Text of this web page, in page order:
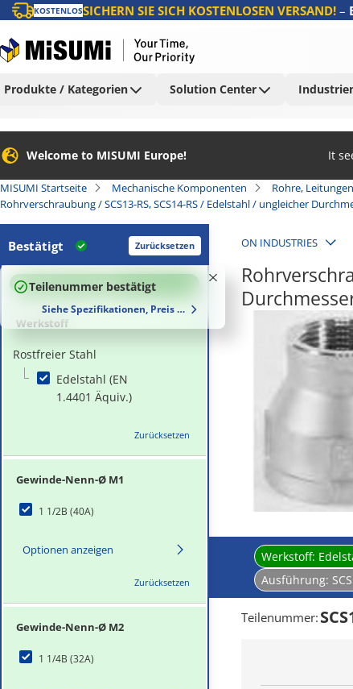
KOSTENLOSSICHERN SIE SICH KOSTENLOSEN VERSAND!–
Produkte / Kategorien Solution Center
Welcome to MISUMI Europe! It
MISUMI Startseite Mechanische Komponenten Rohre,
Rohrverschraubung / SCS13-RS, SCS14-RS / Edelstahl / ungleicher
Bestätigt Zurücksetzen
100%
Teilenummer bestätigt
Siehe Spezifikationen, Preis und Lieferzeiten
Werkstoff
Rostfreier Stahl
Edelstahl (EN
1.4401 Äquiv.)
Zurücksetzen
Gewinde-Nenn-Ø M1
1 1/2B (40A)
Optionen anzeigen
Zurücksetzen
Gewinde-Nenn-Ø M2
1 1/4B (32A)
ON INDUSTRIES
Werkstoff:
Ausführung:
Teilenummer: